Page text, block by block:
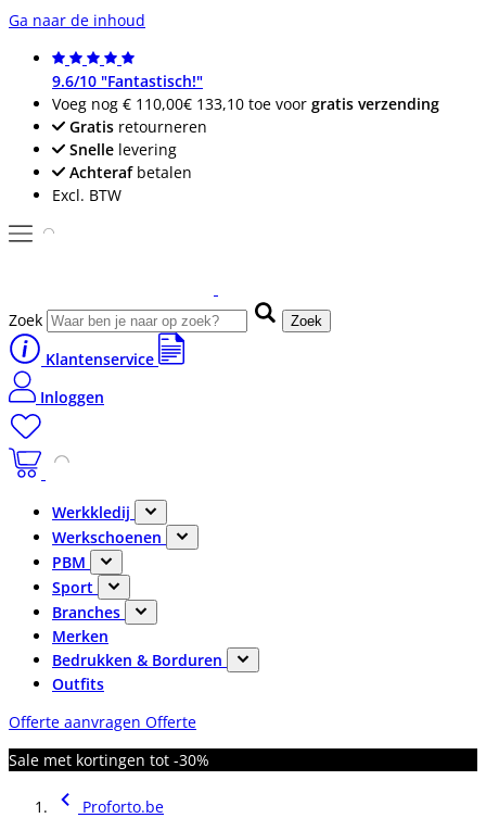
Ga naar de inhoud
9.6/10 "Fantastisch!"
Voeg nog € 110,00€ 133,10 toe voor gratis verzending
Gratis retourneren
Snelle levering
Achterafbetalen
Excl. BTW
Zoek Zoek
Klantenservice
Inloggen
Werkkledij
Werkschoenen
PBM
Sport
Branches
Merken
Bedrukken & Borduren
Outfits
Offerte aanvragen Offerte
Sale met kortingen tot -30%
Proforto.be